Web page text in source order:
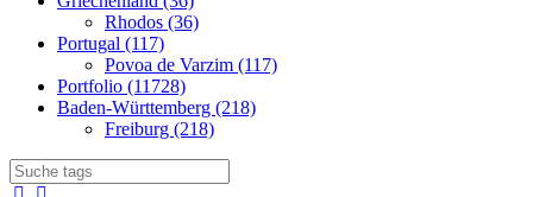
Rhodos (36)
Portugal (117)
Povoa de Varzim (117)
Portfolio (11728)
Baden-Württemberg (218)
Freiburg (218)